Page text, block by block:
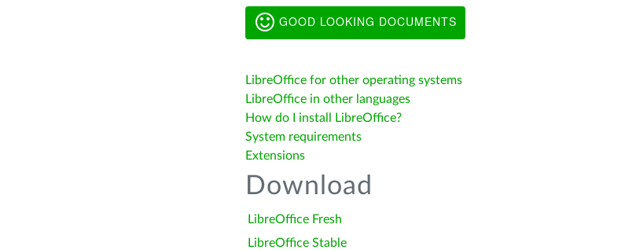
GOOD LOOKING DOCUMENTS
LibreOffice for other operating systems
LibreOffice in other languages
How do I install LibreOffice?
System requirements
Extensions
Download
LibreOffice Fresh
LibreOffice Stable